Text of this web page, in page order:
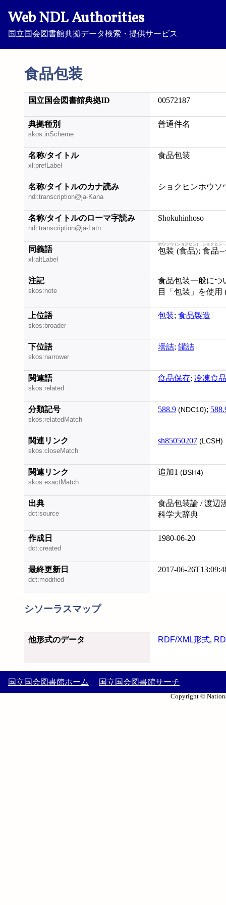
Web NDL Authorities
国立国会図書館典拠データ検索・提供サービス
食品包装
国立国会図書館典拠ID 00572187
典拠種別
skos:inScheme
普通件名
名称/タイトル
xl:prefLabel
食品包装
名称/タイトルのカナ読み
ndl:transcription@ja-Kana
ショクヒンホウソ
名称/タイトルのローマ字読み
ndl:transcription@ja-Latn
Shokuhinhoso
同義語
xl:altLabel
包装 (食品)
ホウソウ (ショクヒン)
; 食品
ショクヒン
注記
skos:note
食品包装一般につ
目「包装」を使用
上位語
skos:broader
包装; 食品製造
下位語
skos:narrower
壜詰; 罐詰
関連語
skos:related
食品保存; 冷凍食品
分類記号
skos:relatedMatch
588.9 (NDC10);
関連リンク
skos:closeMatch
sh85050207 (LCSH)
関連リンク
skos:exactMatch
追加1 (BSH4)
出典
dct:source
食品包装論 / 渡辺
科学大辞典
作成日
dct:created
1980-06-20
最終更新日
dct:modified
2017-06-
シソーラスマップ
他形式のデータ RDF/XML形式,
国立国会図書館ホーム 国立国会図書館サーチ
Copyright ©